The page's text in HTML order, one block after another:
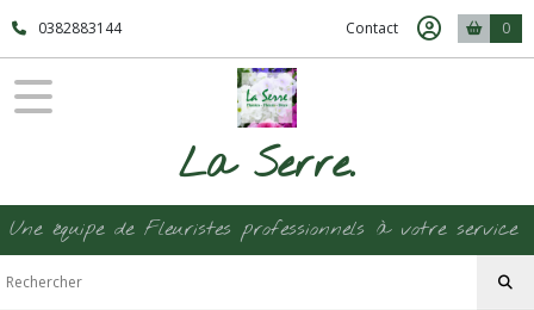
0382883144 Contact 0
La Serre.
Une équipe de Fleuristes professionnels à votre service